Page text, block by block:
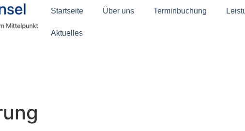
Startseite Über uns Terminbuchung
Aktuelles